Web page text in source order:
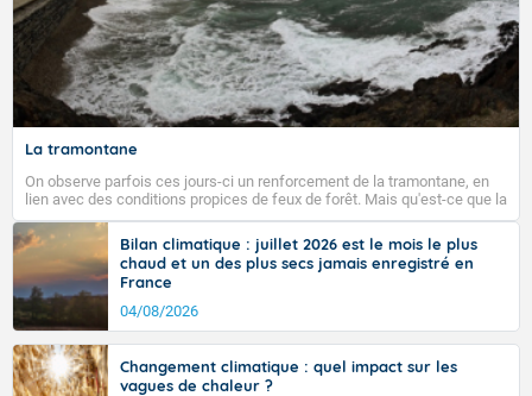
La tramontane
On observe parfois ces jours-ci un renforcement de la tramontane, en
lien avec des conditions propices de feux de forêt. Mais qu'est-ce que la
tramontane ? Quelles sont ses caractéristiques ? La tramontane est un
vent turbulent soufflant de secteur nord-ouest à nord, ou ouest à nord-
ouest, dans un secteur qui part du Roussillon à la vallée de l’Aude et à
l’ouest de l’Hérault. L’étymologie de ce vent vient du latin trasmontanus,
signifiant au-delà des monts, en allusion aux régions montagneuses
d’où provient ce vent.
Bilan climatique : juillet 2026 est le mois le plus
chaud et un des plus secs jamais enregistré en
France
04/08/2026
Changement climatique : quel impact sur les
vagues de chaleur ?